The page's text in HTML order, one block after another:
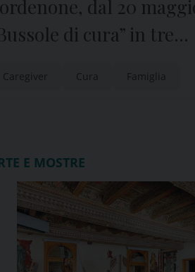
dal 20
di cura” in tre
Caregiver Cura Famiglia
E MOSTRE